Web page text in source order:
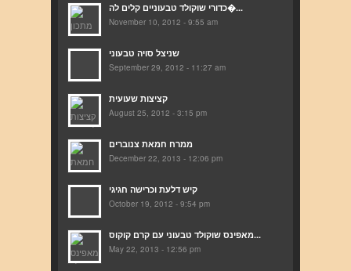
כדורי שוקולד טבעוניים קלים לה�...
November 10, 2012 - 9:55 am
שניצל סויה טבעוני
September 29, 2012 - 11:27 am
קציצות שעועית
August 25, 2012 - 3:15 pm
ממרח חמאת צנוברים
December 22, 2013 - 12:06 pm
קיש דלעת וכרישה חגיגי
October 19, 2012 - 9:54 pm
מאפינס שוקולד טבעוני עם קרם קוקוס...
May 22, 2013 - 12:56 pm